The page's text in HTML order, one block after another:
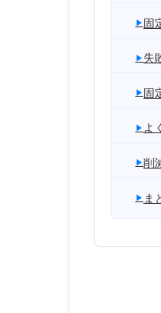
固
失
固
よ
削
ま